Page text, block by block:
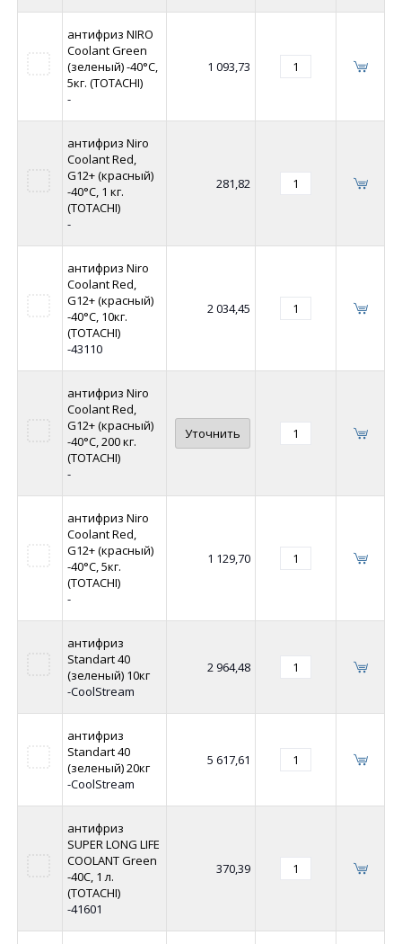
антифриз NIRO
Coolant Green
(зеленый) -40°C,
5кг. (TOTACHI)
-
1 093,73
антифриз Niro
Coolant Red,
G12+ (красный)
-40°C, 1 кг.
(TOTACHI)
-
281,82
антифриз Niro
Coolant Red,
G12+ (красный)
-40°C, 10кг.
(TOTACHI)
-43110
2 034,45
антифриз Niro
Coolant Red,
G12+ (красный)
-40°C, 200 кг.
(TOTACHI)
-
Уточнить
антифриз Niro
Coolant Red,
G12+ (красный)
-40°C, 5кг.
(TOTACHI)
-
1 129,70
антифриз
Standart 40
(зеленый) 10кг
-CoolStream
2 964,48
антифриз
Standart 40
(зеленый) 20кг
-CoolStream
5 617,61
антифриз
SUPER LONG LIFE
COOLANT Green
-40C, 1 л.
(TOTACHI)
-41601
370,39